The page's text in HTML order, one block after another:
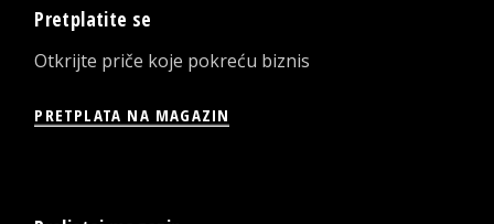
Pretplatite se
Otkrijte priče koje pokreću biznis
PRETPLATA NA MAGAZIN